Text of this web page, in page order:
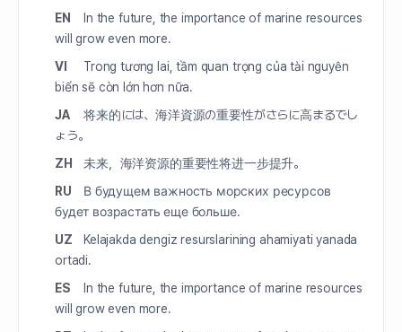
EN
In the future, the importance of marine resources
will grow even more.
VI
Trong tương lai, tầm quan trọng của tài nguyên
biển sẽ còn lớn hơn nữa.
JA
将来的には、海洋資源の重要性がさらに高まるでし
ょう。
ZH
未来，海洋资源的重要性将进一步提升。
RU
В будущем важность морских ресурсов
будет возрастать еще больше.
UZ
Kelajakda dengiz resurslarining ahamiyati yanada
ortadi.
ES
In the future, the importance of marine resources
will grow even more.